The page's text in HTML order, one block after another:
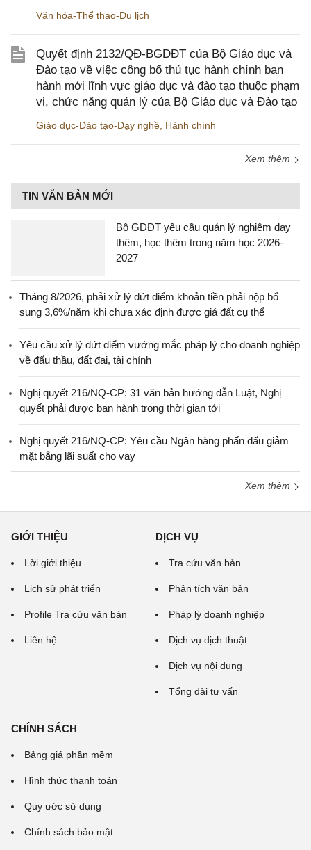
Văn hóa-Thể thao-Du lịch
Quyết định 2132/QĐ-BGDĐT của Bộ Giáo dục và
Đào tạo về việc công bố thủ tục hành chính ban
hành mới lĩnh vực giáo dục và đào tạo thuộc phạm
vi, chức năng quản lý của Bộ Giáo dục và Đào tạo
Giáo dục-Đào tạo-Dạy nghề, Hành chính
Xem thêm
TIN VĂN BẢN MỚI
Bộ GDĐT yêu cầu quản lý nghiêm dạy
thêm, học thêm trong năm học 2026-
2027
Tháng 8/2026, phải xử lý dứt điểm khoản tiền phải nộp bổ
sung 3,6%/năm khi chưa xác định được giá đất cụ thể
Yêu cầu xử lý dứt điểm vướng mắc pháp lý cho doanh nghiệp
về đấu thầu, đất đai, tài chính
Nghị quyết 216/NQ-CP: 31 văn bản hướng dẫn Luật, Nghị
quyết phải được ban hành trong thời gian tới
Nghị quyết 216/NQ-CP: Yêu cầu Ngân hàng phấn đấu giảm
mặt bằng lãi suất cho vay
Xem thêm
GIỚI THIỆU
Lời giới thiệu
Lịch sử phát triển
Profile Tra cứu văn bản
Liên hệ
DỊCH VỤ
Tra cứu văn bản
Phân tích văn bản
Pháp lý doanh nghiệp
Dịch vụ dịch thuật
Dịch vụ nội dung
Tổng đài tư vấn
CHÍNH SÁCH
Bảng giá phần mềm
Hình thức thanh toán
Quy ước sử dụng
Chính sách bảo mật